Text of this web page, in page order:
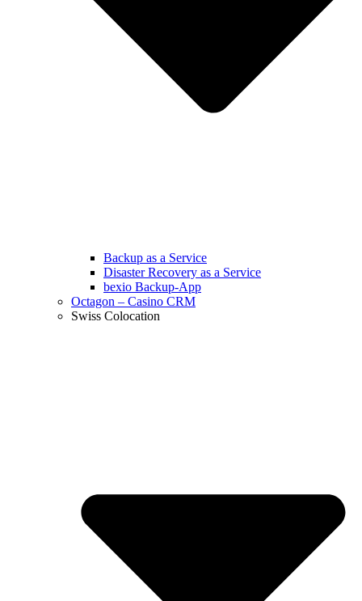
Backup as a Service
Disaster Recovery as a Service
bexio Backup-App
Octagon – Casino CRM
Swiss Colocation